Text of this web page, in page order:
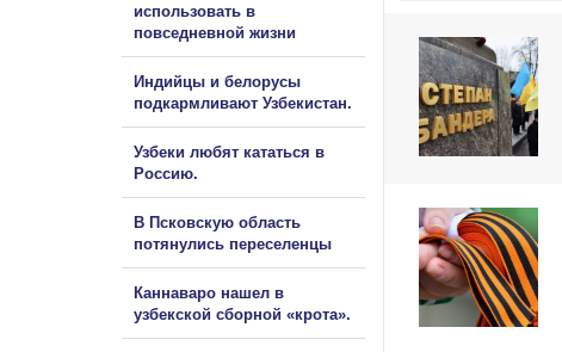
использовать в
повседневной жизни
Индийцы и белорусы
подкармливают Узбекистан.
Узбеки любят кататься в
Россию.
В Псковскую область
потянулись переселенцы
Каннаваро нашел в
узбекской сборной «крота».